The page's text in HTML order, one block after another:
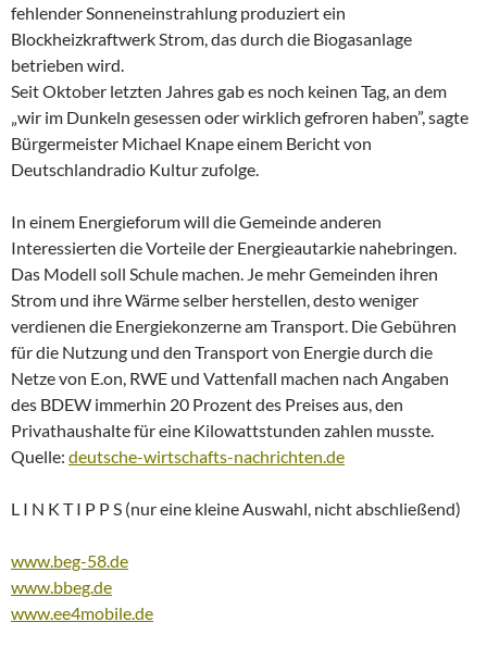
fehlender Sonneneinstrahlung produziert ein
Blockheizkraftwerk Strom, das durch die Biogasanlage
betrieben wird.
Seit Oktober letzten Jahres gab es noch keinen Tag, an dem
„wir im Dunkeln gesessen oder wirklich gefroren haben”, sagte
Bürgermeister Michael Knape einem Bericht von
Deutschlandradio Kultur zufolge.
In einem Energieforum will die Gemeinde anderen
Interessierten die Vorteile der Energieautarkie nahebringen.
Das Modell soll Schule machen. Je mehr Gemeinden ihren
Strom und ihre Wärme selber herstellen, desto weniger
verdienen die Energiekonzerne am Transport. Die Gebühren
für die Nutzung und den Transport von Energie durch die
Netze von E.on, RWE und Vattenfall machen nach Angaben
des BDEW immerhin 20 Prozent des Preises aus, den
Privathaushalte für eine Kilowattstunden zahlen musste.
Quelle: deutsche-wirtschafts-nachrichten.de
L I N K T I P P S (nur eine kleine Auswahl, nicht abschließend)
www.beg-58.de
www.bbeg.de
www.ee4mobile.de